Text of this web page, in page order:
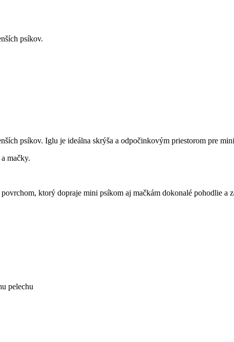
psíkov.
psíkov. Iglu je ideálna skrýša a odpočinkovým priestorom pre
mačky.
ktorý dopraje mini psíkom aj mačkám dokonalé pohodlie a
pelechu